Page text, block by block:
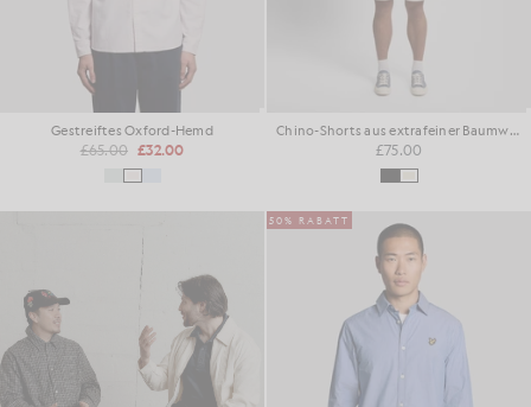
Gestreiftes Oxford-Hemd
£65.00 £32.00
Chino-Shorts aus extrafeiner Baumwolle
£75.00
50% RABATT